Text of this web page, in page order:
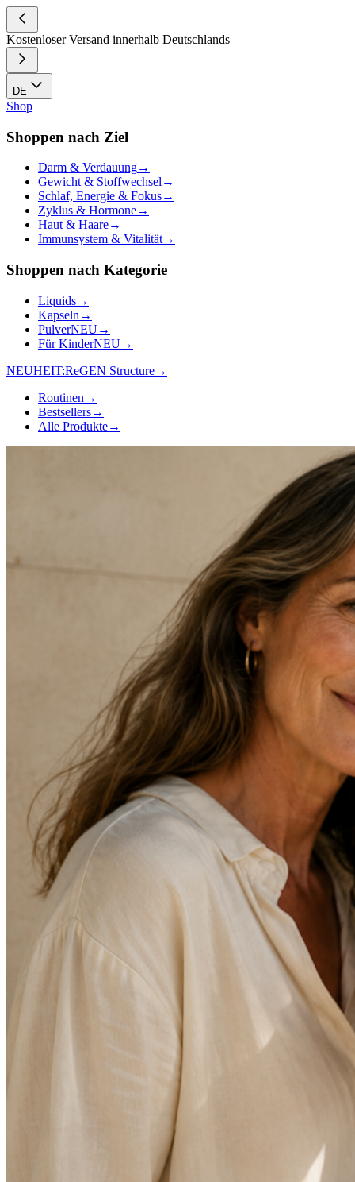
Kostenloser Versand innerhalb Deutschlands
DE
Shop
Shoppen nach Ziel
Darm & Verdauung→
Gewicht & Stoffwechsel→
Schlaf, Energie & Fokus→
Zyklus & Hormone→
Haut & Haare→
Immunsystem & Vitalität→
Shoppen nach Kategorie
Liquids→
Kapseln →
PulverNEU→
Für KinderNEU→
NEUHEIT:ReGEN Structure→
Routinen →
Bestsellers→
Alle Produkte→